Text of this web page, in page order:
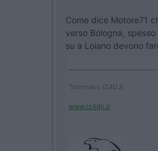
Come dice Motore71
verso Bologna,
su a Loiano devono
Tommaso IZ4DJI
www.iz4dji.it